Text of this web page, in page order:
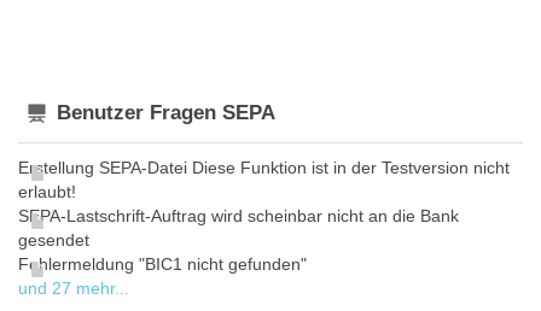
Benutzer Fragen SEPA
Erstellung SEPA-Datei Diese Funktion ist in der Testversion nicht
erlaubt!
SEPA-Lastschrift-Auftrag wird scheinbar nicht an die Bank
gesendet
Fehlermeldung "BIC1 nicht gefunden"
und 27 mehr...